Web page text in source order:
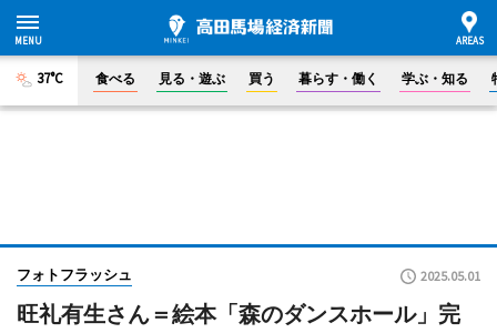
37°C 食べる 見る・遊ぶ 買う 暮らす・働く 学ぶ・知る
フォトフラッシュ 2025.05.01
旺礼有生さん＝絵本「森のダンスホール」完